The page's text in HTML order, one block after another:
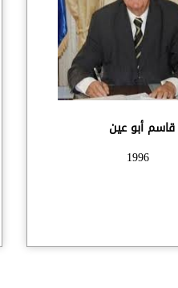
قاسم أبو عين
1996